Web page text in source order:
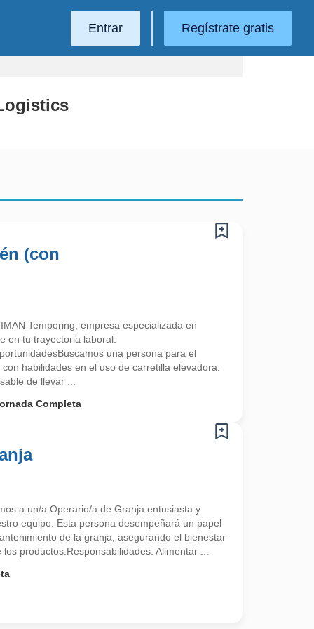
Entrar Regístrate gratis
(con
Temporing, empresa especializada en
en tu trayectoria laboral.
una persona para el
habilidades en el uso de carretilla elevadora.
de llevar ...
Completa
a un/a Operario/a de Granja entusiasta y
equipo. Esta persona desempeñará un papel
de la granja, asegurando el bienestar
productos.Responsabilidades: Alimentar ...